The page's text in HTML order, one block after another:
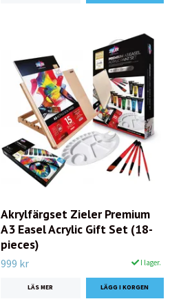
Akrylfärgset Zieler Premium
A3 Easel Acrylic Gift Set (18-
pieces)
999 kr I lager.
LÄS MER